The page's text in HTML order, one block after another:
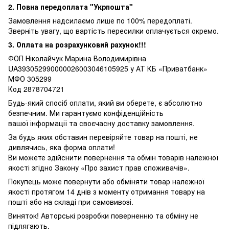
2. Повна передоплата "Укрпошта"
Замовлення надсилаємо лише по 100% передоплаті.
Зверніть увагу, що вартість пересилки оплачується окремо.
3. Оплата на розрахунковий рахунок!!!
ФОП Ніколайчук Марина Володимирівна
UA393052990000026003046105925 у АТ КБ «Приватбанк»
МФО 305299
Код 2878704721
Будь-який спосіб оплати, який ви оберете, є абсолютно
безпечним. Ми гарантуємо конфіденційність
вашої інформації та своєчасну доставку замовлення.
За будь яких обставин перевіряйте товар на пошті, не
дивлячись, яка форма оплати!
Ви можете здійснити повернення та обмін товарів належної
якості згідно Закону «Про захист прав споживачів».
Покупець може повернути або обміняти товар належної
якості протягом 14 днів з моменту отримання товару на
пошті або на складі при самовивозі.
Виняток! Авторські розробки поверненню та обміну не
підлягають.